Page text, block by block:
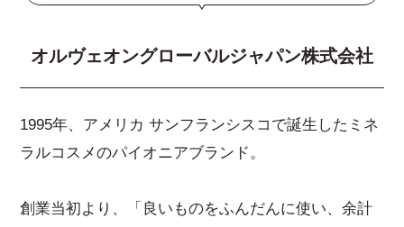
オルヴェオングローバルジャパン株式会社
1995年、アメリカ サンフランシスコで誕生したミネ
ラルコスメのパイオニアブランド。
創業当初より、「良いものをふんだんに使い、余計